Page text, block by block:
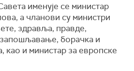
именује се министар
а чланови су министри
здравља, правде,
борачка и
као и министар за европске